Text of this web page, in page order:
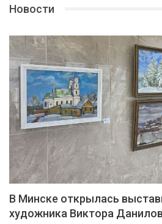
Новости
В Минске открылась
художника Виктора